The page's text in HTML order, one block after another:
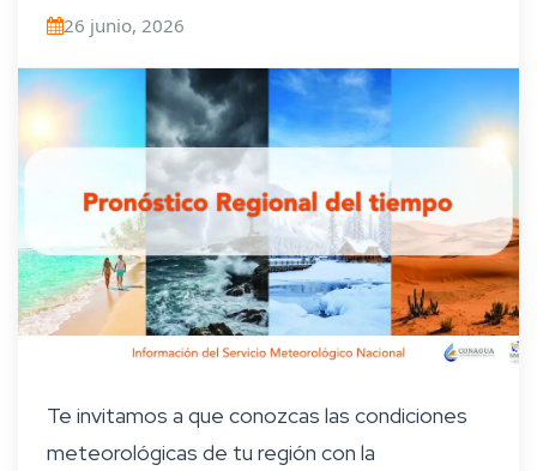
26 junio, 2026
Te invitamos a que conozcas las condiciones
meteorológicas de tu región con la